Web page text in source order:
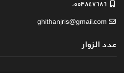
0553847686
ghithanjris@gmail.com
عدد الزوار